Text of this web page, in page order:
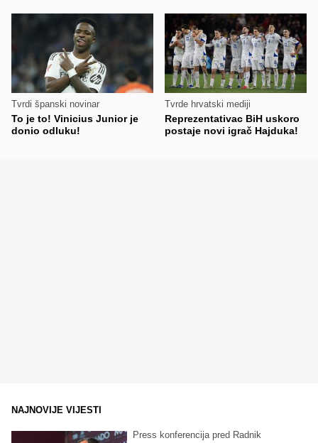
Tvrdi španski novinar
To je to! Vinicius Junior je
donio odluku!
Tvrde hrvatski mediji
Reprezentativac BiH uskoro
postaje novi igrač Hajduka!
NAJNOVIJE VIJESTI
Press konferencija pred Radnik